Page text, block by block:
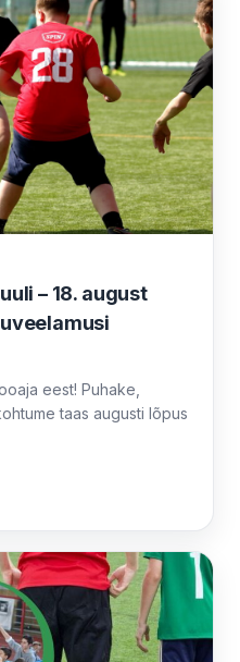
– 18. august
eest! Puhake,
taas augusti lõpus